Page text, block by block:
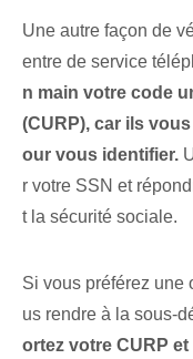
Une autre façon de
entre de service
n main votre code
(CURP), car ils
our vous identifier.
r votre SSN et
t la sécurité sociale.
Si vous préférez une
us rendre à la sous-
ortez votre CURP